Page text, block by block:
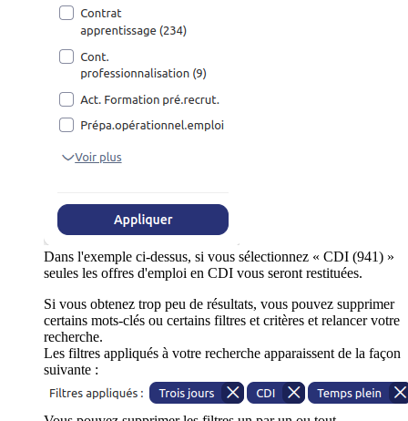
Dans l'exemple ci-dessus, si vous sélectionnez « CDI (941) »
seules les offres d'emploi en CDI vous seront restituées.
Si vous obtenez trop peu de résultats, vous pouvez supprimer
certains mots-clés ou certains filtres et critères et relancer votre
recherche.
Les filtres appliqués à votre recherche apparaissent de la façon
suivante :